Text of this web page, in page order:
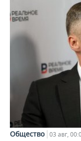
Общество 03 авг,